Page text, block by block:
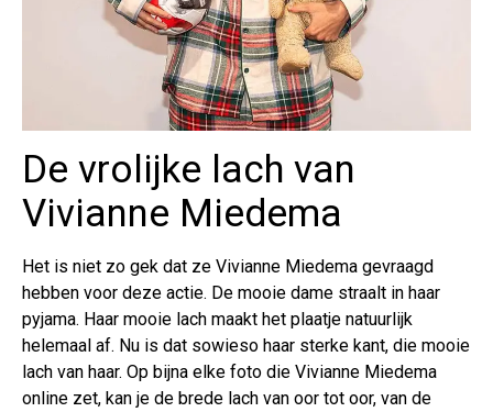
De vrolijke lach van
Vivianne Miedema
Het is niet zo gek dat ze Vivianne Miedema gevraagd
hebben voor deze actie. De mooie dame straalt in haar
pyjama. Haar mooie lach maakt het plaatje natuurlijk
helemaal af. Nu is dat sowieso haar sterke kant, die mooie
lach van haar. Op bijna elke foto die Vivianne Miedema
online zet, kan je de brede lach van oor tot oor, van de